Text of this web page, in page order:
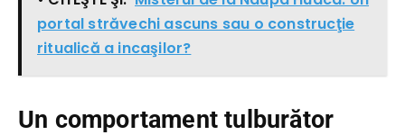
portal străvechi ascuns sau o construcţie
ritualică a incaşilor?
Un comportament tulburător